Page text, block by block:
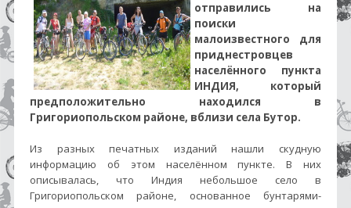
отправились на
поиски
малоизвестного для
приднестровцев
населённого пункта
ИНДИЯ, который
предположительно находился в
Григориопольском районе, вблизи села Бутор.
Из разных печатных изданий нашли скудную
информацию об этом населённом пункте. В них
описывалась, что Индия небольшое село в
Григориопольском районе, основанное бунтарями-